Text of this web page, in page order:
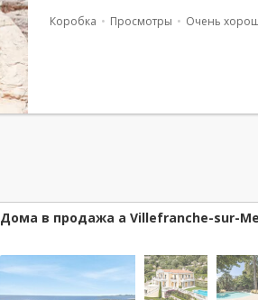
панорамнымвидом на море. На
Коробка Просмотры Очень
Дома в продажа a Villefranche-sur-